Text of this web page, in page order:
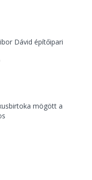
Dávid építőipari
mögött a